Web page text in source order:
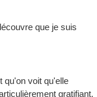
que je suis
qu'on voit qu'elle
gratifiant.